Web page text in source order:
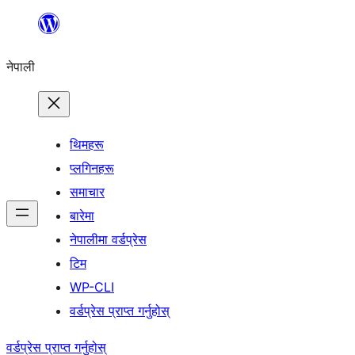
सामग्रीमा
नेपाली
थिमहरू
प्लगिनहरू
समाचार
बारेमा
नेपालीमा वर्डप्रेस
टिम
WP-CLI
वर्डप्रेस प्राप्त गर्नुहोस्
वर्डप्रेस प्राप्त गर्नुहोस्